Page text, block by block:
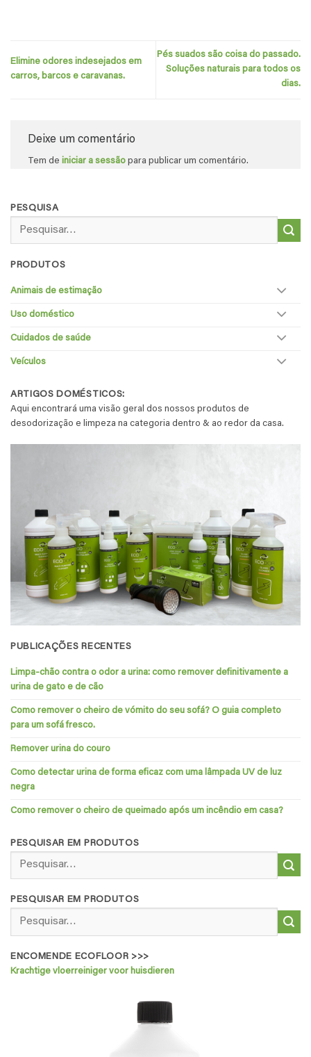
Elimine odores indesejados em
carros, barcos e caravanas.
Pés suados são coisa do passado.
Soluções naturais para todos os
dias.
Deixe um comentário
Tem de iniciar a sessão para publicar um comentário.
PESQUISA
por:
PRODUTOS
Animais de estimação
Uso doméstico
Cuidados de saúde
Veículos
ARTIGOS DOMÉSTICOS:
Aqui encontrará uma visão geral dos nossos produtos de
desodorização e limpeza na categoria dentro & ao redor da casa.
PUBLICAÇÕES RECENTES
Limpa-chão contra o odor a urina: como remover definitivamente a
urina de gato e de cão
Como remover o cheiro de vómito do seu sofá? O guia completo
para um sofá fresco.
Remover urina do couro
Como detectar urina de forma eficaz com uma lâmpada UV de luz
negra
Como remover o cheiro de queimado após um incêndio em casa?
PESQUISAR EM PRODUTOS
por:
PESQUISAR EM PRODUTOS
por:
ENCOMENDE ECOFLOOR >>>
Krachtige vloerreiniger voor huisdieren